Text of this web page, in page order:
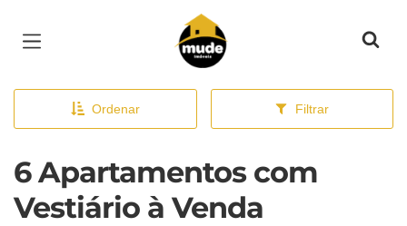
Página inicial
Ordenar Filtrar
6 Apartamentos com
Vestiário à Venda